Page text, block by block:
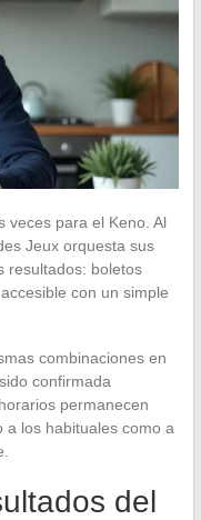
veces para el Keno. Al
Jeux orquesta sus
resultados: boletos
con un simple
combinaciones en
confirmada
permanecen
a los habituales como a
del